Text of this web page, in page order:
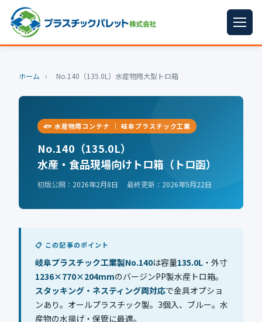
パレットサイズ
コンテナ
中古パレット
再生原料
イラン情勢まとめ
公式ブログ
会社案内
ホーム › No.140（135.0L）水産物用大型トロ箱
🐟 水産物用コンテナ ｜ 岐阜プラスチック工業
No.140（135.0L）
水産・食品現場向けトロ箱（トロ函）
初版公開： 2026年2月8日 最終更新： 2026年5月22日
📋 この記事のポイント
岐阜プラスチック工業製No.140は容量135.0L ・外寸
1236×770×204mmのバージンPP製水産トロ箱。
スタッキング・ネスティング両対応で金具オプショ
ンあり。オールプラスチック製。3個入、ブルー。水
産物の水揚げ・保管に最適。